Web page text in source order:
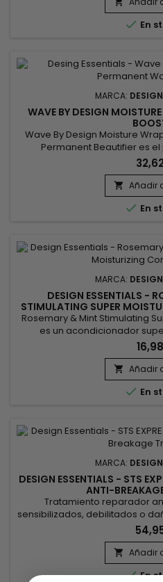
para lograr ondas
 En
MARCA:
WAVE BY DESIGN
Wave By Design Moisture
Permanent Beautifier es
permanente del
puentes y brindar el
tipo de rizos que
permanentes Wave By
definición sin
 Añadir
 En
MARCA:
DESIGN ESSENTIALS -
STIMULATING SUPER
Rosemary & Mint Stimulating
es un acondicionador
cabelludo y el cabello que
las condiciones más secas
calma el
 Añadir
 En
MARCA:
DESIGN ESSENTIALS - STS
ANTI-
Tratamiento reparador
sensibilizados, debilitados o
proteínas, aminoácidos y
Express Damage Recovery
fuerza al cabello y reduce
Excelente para las puntas
rotura da
 Añadir
En